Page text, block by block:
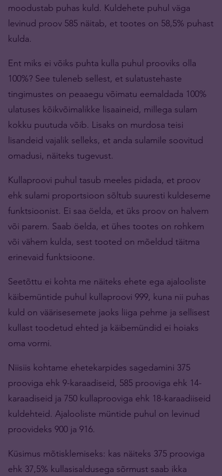
moodustab puhas kuld. Kuldehete puhul väga
levinud proov 585 näitab, et tootes on 58,5% puhast
kulda.
Ent miks ei võiks puhta kulla puhul prooviks olla
100%? See tuleneb sellest, et sulatustehaste
tingimustes on peaaegu võimatu eemaldada 100%
ulatuses kõikvõimalikke lisaaineid, millega sulam
kokku puutuda võib. Lisaks on murdosa teisi
lisandeid vajalik selleks, et anda sulamile soovitud
omadusi, näiteks tugevust.
Kullaproovi puhul tasub meeles pidada, et proov
ehk sulami proportsioon sõltub suuresti kuldeseme
funktsioonist. Ei saa öelda, et üks proov on halvem
või parem. Saab öelda, et ühes tootes on rohkem
või vähem kulda, sest tooted on mõeldud täitma
erinevaid funktsioone.
Seetõttu ei kohta me näiteks ehete ega ajalooliste
käibemüntide puhul kullaproovi 999, kuna nii puhas
kuld on väärisesemete jaoks liiga pehme ja sellisest
kullast toodetud ehted ja käibemündid ei hoiaks
oma vormi.
Niisiis kohtame ehetekarpides sagedamini 375
prooviga ehk 9-karaadiseid, 585 prooviga ehk 14-
karaadiseid ja 750 kullaprooviga ehk 18-karaadiiseid
kuldehteid. Ajalooliste müntide puhul on levinud
proovideks 900 ja 916.
Küsimus mõtisklemiseks: kas näiteks 375 prooviga
ehk 37,5% kullasisaldusega sõrmust saab ikka